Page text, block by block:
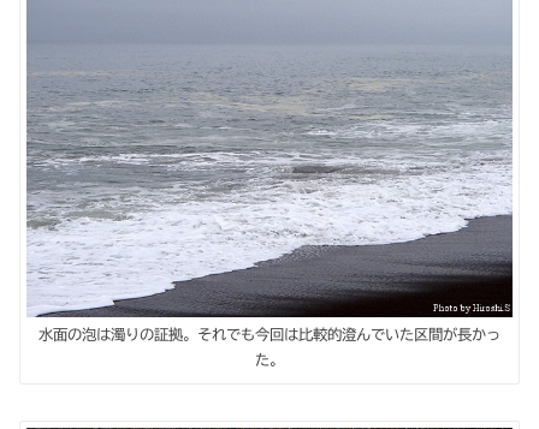
水面の泡は濁りの証拠。それでも今回は比較的澄んでいた区間が長かっ
た。